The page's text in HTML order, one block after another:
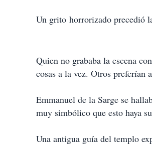
Un grito horrorizado precedió
Quien no grababa la escena
cosas a la vez. Otros preferían
Emmanuel de la Sarge se
muy simbólico que esto haya
Una antigua guía del templo